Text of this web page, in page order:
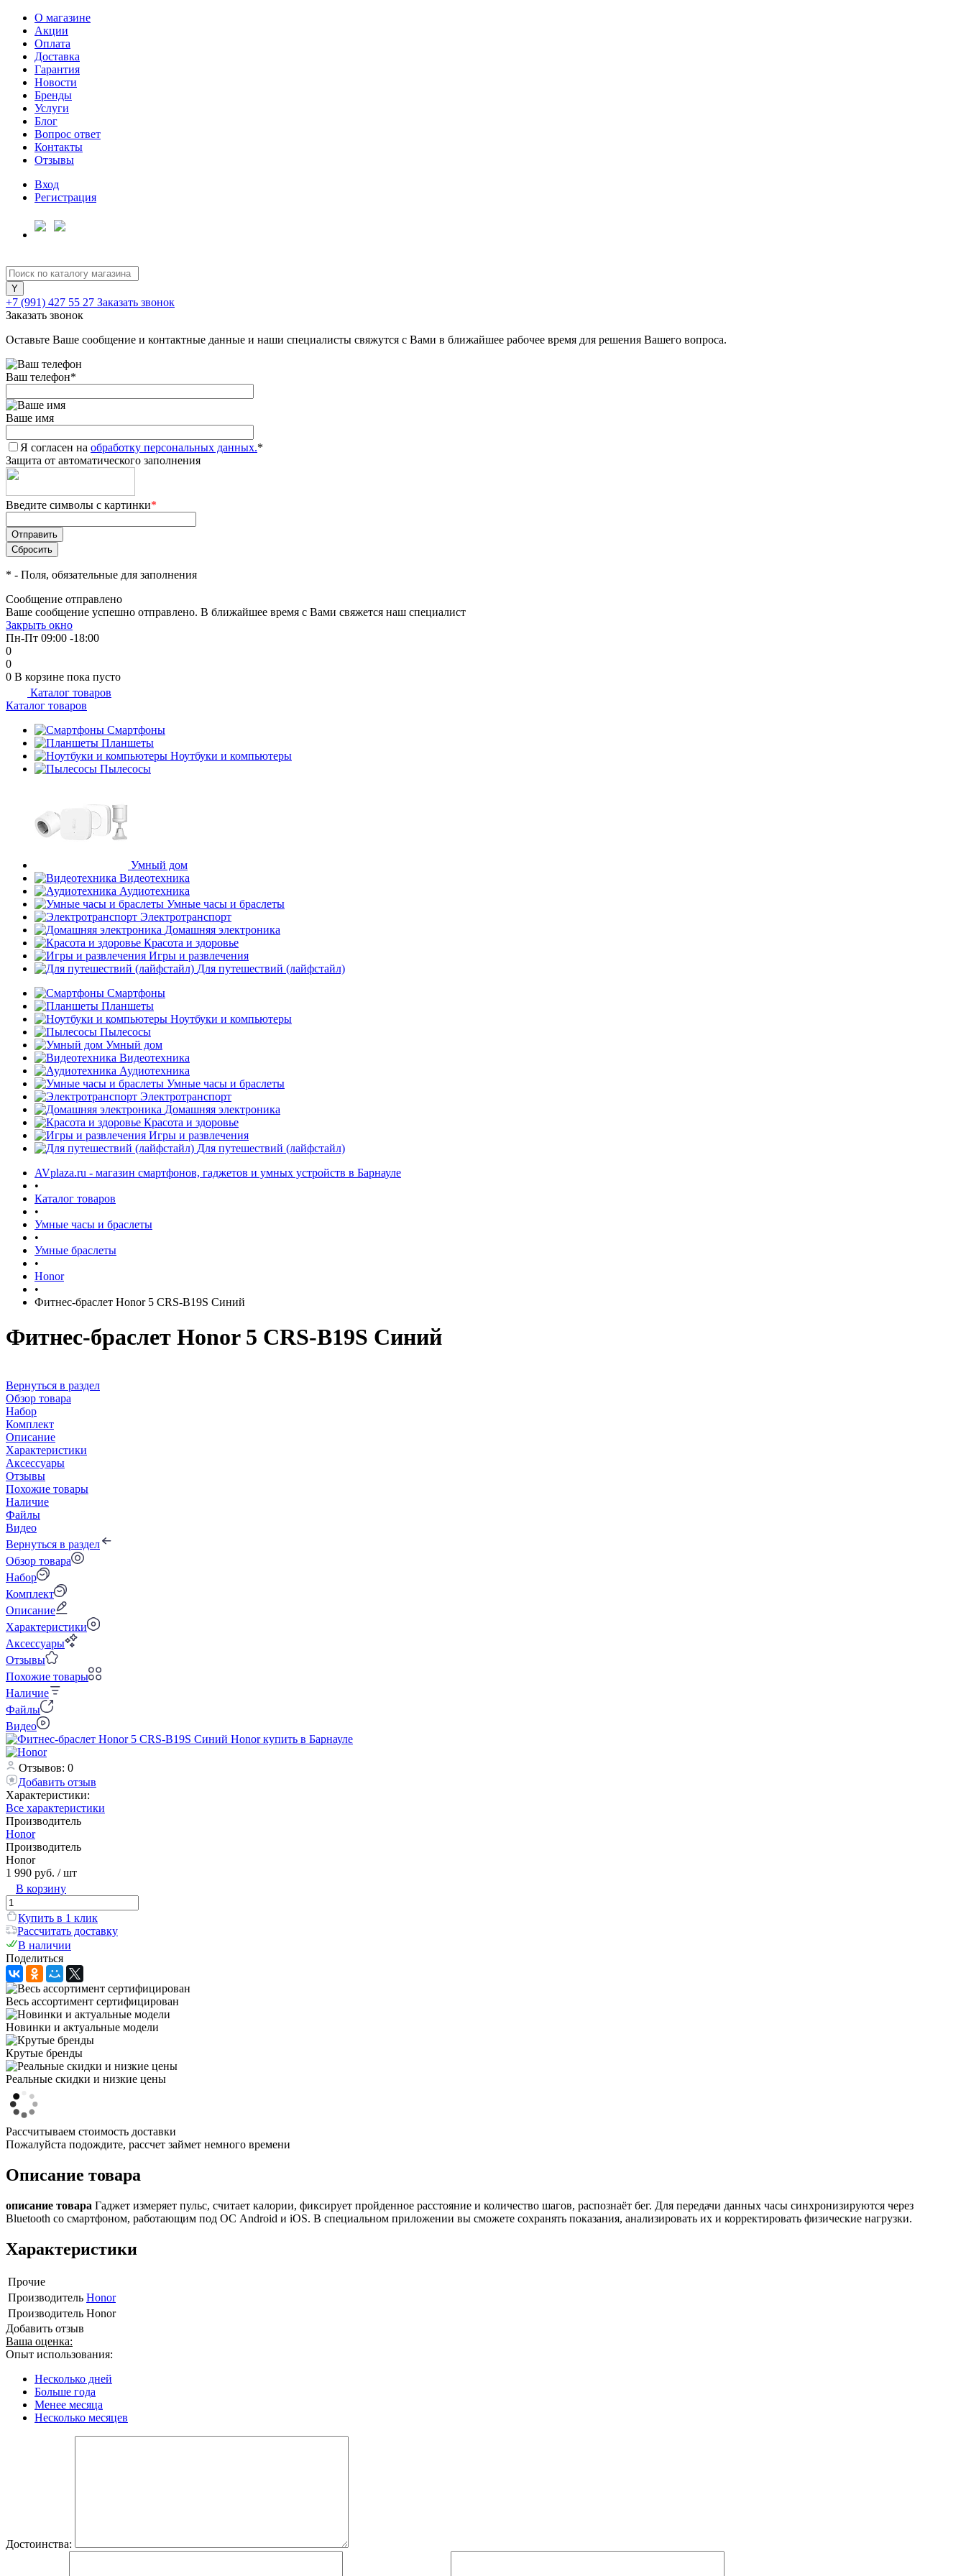
О магазине
Акции
Оплата
Доставка
Гарантия
Новости
Бренды
Услуги
Блог
Вопрос ответ
Контакты
Отзывы
Вход
Регистрация
+7 (991) 427 55 27 Заказать звонок
Заказать звонок
Оставьте Ваше сообщение и контактные данные и наши специалисты свяжутся с Вами в ближайшее рабочее время для решения Вашего вопроса.
Ваш телефон*
Ваше имя
Я согласен на обработку персональных данных.*
Защита от автоматического заполнения
Введите символы с картинки*
* - Поля, обязательные для заполнения
Сообщение отправлено
Ваше сообщение успешно отправлено. В ближайшее время с Вами свяжется наш специалист
Закрыть окно
Пн-Пт 09:00 -18:00
0
0
0 В корзине пока пусто
Каталог товаров
Каталог товаров
Смартфоны
Планшеты
Ноутбуки и компьютеры
Пылесосы
Умный дом
Видеотехника
Аудиотехника
Умные часы и браслеты
Электротранспорт
Домашняя электроника
Красота и здоровье
Игры и развлечения
Для путешествий (лайфстайл)
Смартфоны
Планшеты
Ноутбуки и компьютеры
Пылесосы
Умный дом
Видеотехника
Аудиотехника
Умные часы и браслеты
Электротранспорт
Домашняя электроника
Красота и здоровье
Игры и развлечения
Для путешествий (лайфстайл)
AVplaza.ru - магазин смартфонов, гаджетов и умных устройств в Барнауле
•
Каталог товаров
•
Умные часы и браслеты
•
Умные браслеты
•
Honor
•
Фитнес-браслет Honor 5 CRS-B19S Синий
Фитнес-браслет Honor 5 CRS-B19S Синий
Вернуться в раздел
Обзор товара
Набор
Комплект
Описание
Характеристики
Аксессуары
Отзывы
Похожие товары
Наличие
Файлы
Видео
Вернуться в раздел
Обзор товара
Набор
Комплект
Описание
Характеристики
Аксессуары
Отзывы
Похожие товары
Наличие
Файлы
Видео
Отзывов: 0
Добавить отзыв
Характеристики:
Все характеристики
Производитель
Honor
Производитель
Honor
1 990 руб. / шт
В корзину
Купить в 1 клик
Рассчитать доставку
В наличии
Поделиться
Весь ассортимент сертифицирован
Новинки и актуальные модели
Крутые бренды
Реальные скидки и низкие цены
Рассчитываем стоимость доставки
Пожалуйста подождите, рассчет займет немного времени
Описание товара
описание товара Гаджет измеряет пульс, считает калории, фиксирует пройденное расстояние и количество шагов, распознаёт бег. Для передачи данных часы синхронизируются через
Bluetooth со смартфоном, работающим под ОС Android и iOS. В специальном приложении вы сможете сохранять показания, анализировать их и корректировать физические нагрузки.
Характеристики
Прочие
Производитель Honor
Производитель Honor
Добавить отзыв
Ваша оценка:
Опыт использования:
Несколько дней
Больше года
Менее месяца
Несколько месяцев
Достоинства:
на частибез переплат
25% картой любого банка